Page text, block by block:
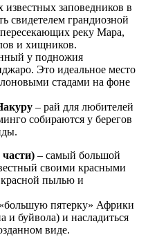
известных заповедников в
свидетелем грандиозной
реку Мара,
и хищников.
у подножия
Это идеальное место
стадами на фоне
– рай для любителей
собираются у берегов
– самый большой
своими красными
пылью и
пятерку» Африки
и буйвола) и насладиться
виде.